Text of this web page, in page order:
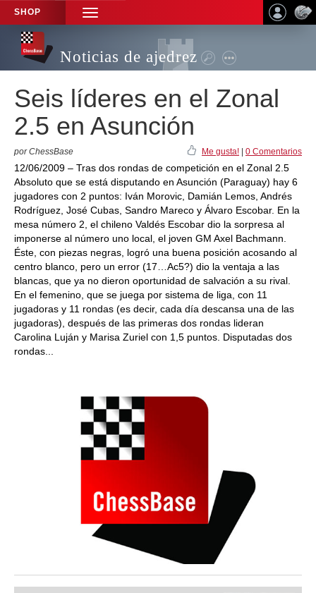
SHOP
TOGGLE
NAVIGATION
Noticias de ajedrez
Seis líderes en el Zonal
2.5 en Asunción
por ChessBase Me gusta! 0 Comentarios
12/06/2009 – Tras dos rondas de competición en el Zonal 2.5
Absoluto que se está disputando en Asunción (Paraguay) hay 6
jugadores con 2 puntos: Iván Morovic, Damián Lemos, Andrés
Rodríguez, José Cubas, Sandro Mareco y Álvaro Escobar. En la
mesa número 2, el chileno Valdés Escobar dio la sorpresa al
imponerse al número uno local, el joven GM Axel Bachmann.
Éste, con piezas negras, logró una buena posición acosando al
centro blanco, pero un error (17…Ac5?) dio la ventaja a las
blancas, que ya no dieron oportunidad de salvación a su rival.
En el femenino, que se juega por sistema de liga, con 11
jugadoras y 11 rondas (es decir, cada día descansa una de las
jugadoras), después de las primeras dos rondas lideran
Carolina Luján y Marisa Zuriel con 1,5 puntos. Disputadas dos
rondas...